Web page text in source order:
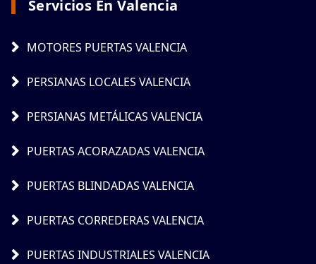
Servicios En Valencia
MOTORES PUERTAS VALENCIA
PERSIANAS LOCALES VALENCIA
PERSIANAS METÁLICAS VALENCIA
PUERTAS ACORAZADAS VALENCIA
PUERTAS BLINDADAS VALENCIA
PUERTAS CORREDERAS VALENCIA
PUERTAS INDUSTRIALES VALENCIA